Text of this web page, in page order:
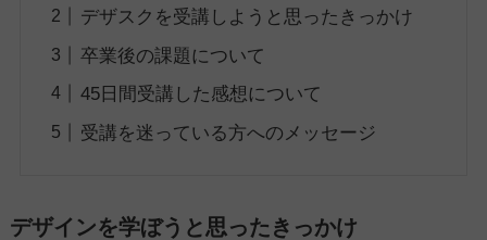
デザスクを受講しようと思ったきっかけ
卒業後の課題について
45日間受講した感想について
受講を迷っている方へのメッセージ
デザインを学ぼうと思ったきっかけ